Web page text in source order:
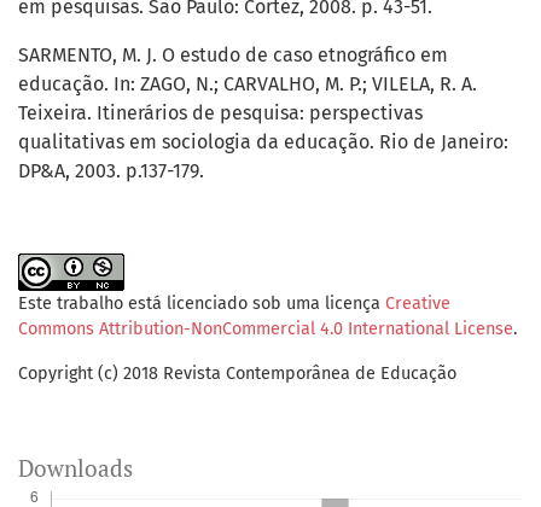
em pesquisas. São Paulo: Cortez, 2008. p. 43-51.
SARMENTO, M. J. O estudo de caso etnográfico em
educação. In: ZAGO, N.; CARVALHO, M. P.; VILELA, R. A.
Teixeira. Itinerários de pesquisa: perspectivas
qualitativas em sociologia da educação. Rio de Janeiro:
DP&A, 2003. p.137-179.
Este trabalho está licenciado sob uma licença Creative
Commons Attribution-NonCommercial 4.0 International License.
Copyright (c) 2018 Revista Contemporânea de Educação
Downloads